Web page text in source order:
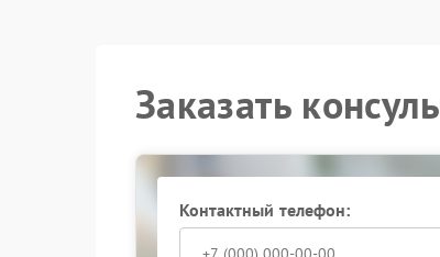
Заказать
Контактный телефон: